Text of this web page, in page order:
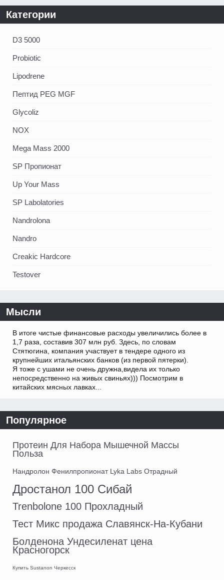
Категории
D3 5000
Probiotic
Lipodrene
Пептид PEG MGF
Glycoliz
NOX
Mega Mass 2000
SP Пропионат
Up Your Mass
SP Labolatories
Nandrolona
Nandro
Creakic Hardcore
Testover
Мысли
В итоге чистые финансовые расходы увеличились более в
1,7 раза, составив 307 млн руб. Здесь, по словам
Стятюгина, компания участвует в тендере одного из
крупнейших итальянских банков (из первой пятерки).
Я тоже с ушами не очень дружна,видела их только
непосредственно на живых свиньях))) Посмотрим в
китайских мясных лавках...
Популярное
Протеин Для Набора Мышечной Массы
Польза
Нандролон Фенилпропионат Lyka Labs Отрадный
Дростанол 100 Сибай
Trenbolone 100 Прохладный
Тест Микс продажа Славянск-На-Кубани
Болденона Ундесиленат цена
Красногорск
Купить Sustanon Черкесск